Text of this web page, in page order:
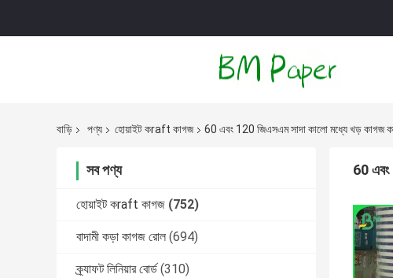
বাড়ি পণ্য হোয়াইট কraft কাগজ 60 এবং 120 জিএসএম সাদা কালো মধ্যে খড় কাগজ
সব পণ্য
হোয়াইট কraft কাগজ (752)
বাদামী কড়া কাগজ রোল (694)
ক্র্যাফট লিনিয়ার বোর্ড (310)
60 এবং